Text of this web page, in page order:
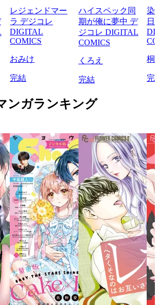
レジェンドマー
ラ デジコレ
DIGITAL
COMICS
おみけ
完結
ハイスペック同
期が俺に夢中 デ
ジコレ DIGITAL
COMICS
くろえ
完結
染
日
桐
完
ンガランキング